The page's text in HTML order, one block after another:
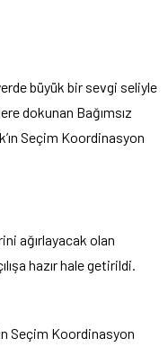
büyük bir sevgi seliyle
dokunan Bağımsız
Seçim Koordinasyon
ağırlayacak olan
hazır hale getirildi.
Seçim Koordinasyon